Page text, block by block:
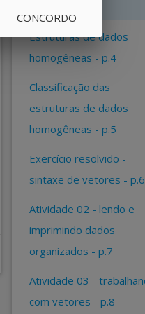
CONCORDO
estruturas de dados
homogêneas - p.4
classificação das
estruturas de dados
homogêneas - p.5
exercício resolvido -
sintaxe de vetores - p.6
atividade 02 - lendo e
imprimindo dados
organizados - p.7
atividade 03 - trabalhando
com vetores - p.8